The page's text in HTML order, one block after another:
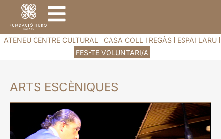
ATENEU CENTRE CULTURAL CASA COLL I REGÀS
ESPAI LARU
FES-TE VOLUNTARI/A
ARTS ESCÈNIQUES